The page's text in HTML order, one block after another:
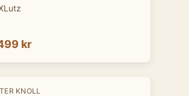
kr
% KNOLL